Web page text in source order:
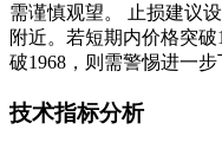
需谨慎观望。 止损建议
附近。若短期内价格突
破1968，则需警惕进一步
技术指标分析